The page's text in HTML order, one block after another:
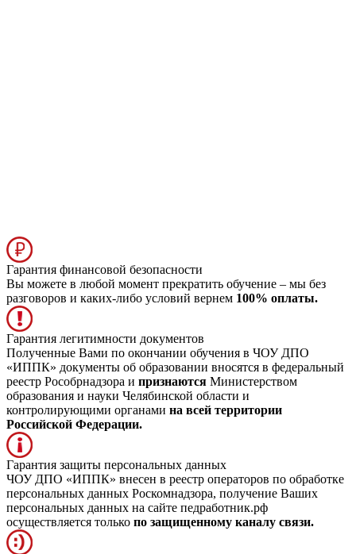
Гарантия финансовой безопасности
Вы можете в любой момент прекратить обучение – мы без
разговоров и каких-либо условий вернем 100% оплаты.
Гарантия легитимности документов
Полученные Вами по окончании обучения в ЧОУ ДПО
«ИППК» документы об образовании вносятся в федеральный
реестр Рособрнадзора и признаются Министерством
образования и науки Челябинской области и
контролирующими органами на всей территории
Российской Федерации.
Гарантия защиты персональных данных
ЧОУ ДПО «ИППК» внесен в реестр операторов по обработке
персональных данных Роскомнадзора, получение Ваших
персональных данных на сайте педработник.рф
осуществляется только по защищенному каналу связи.